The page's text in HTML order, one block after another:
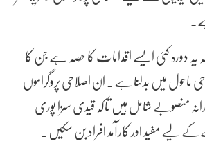
دورہ کئی ایسے اقدامات کا حصہ ہے جن کا
ماحول میں بدلنا ہے۔ ان اصلاحی پروگراموں
منصوبے شامل ہیں تاکہ قیدی سزا پوری
مفید اور کارآمد افراد بن سکیں۔